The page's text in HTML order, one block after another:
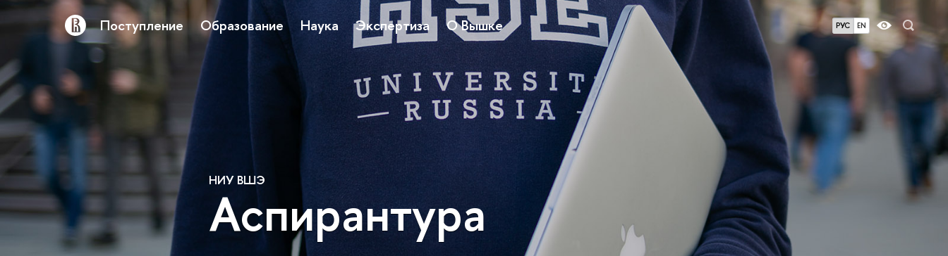
Поступление Образование Наука Экспертиза О Вышке РУС EN
НИУ ВШЭ
Аспирантура